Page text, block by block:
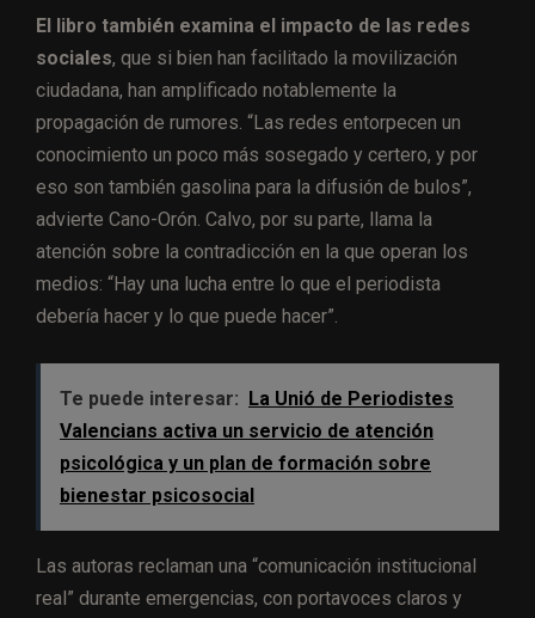
El libro también examina el impacto de las redes
sociales, que si bien han facilitado la movilización
ciudadana, han amplificado notablemente la
propagación de rumores. “Las redes entorpecen un
conocimiento un poco más sosegado y certero, y por
eso son también gasolina para la difusión de bulos”,
advierte Cano-Orón. Calvo, por su parte, llama la
atención sobre la contradicción en la que operan los
medios: “Hay una lucha entre lo que el periodista
debería hacer y lo que puede hacer”.
Te puede interesar:
La Unió de Periodistes
Valencians activa un servicio de atención
psicológica y un plan de formación sobre
bienestar psicosocial
Las autoras reclaman una “comunicación institucional
real” durante emergencias, con portavoces claros y